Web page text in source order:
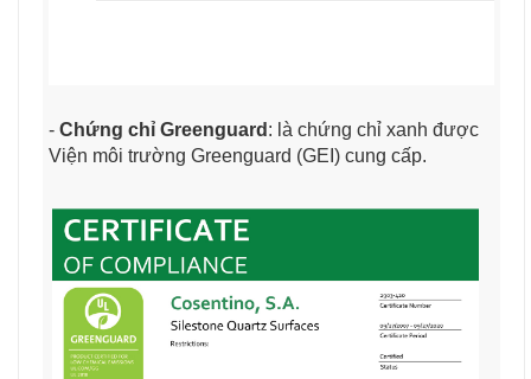
- Chứng chỉ Greenguard : là chứng chỉ xanh được
Viện môi trường Greenguard (GEI) cung cấp.